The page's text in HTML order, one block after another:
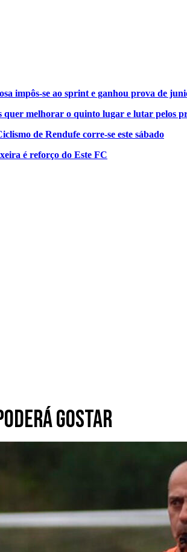
impôs-se ao sprint e ganhou prova de
quer melhorar o quinto lugar e lutar pelos
de Rendufe corre-se este sábado
é reforço do Este FC
gostar